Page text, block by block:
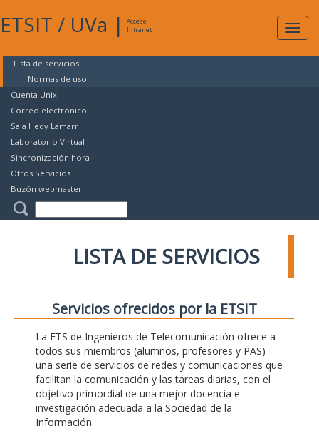
ETSIT / UVa |
Acceso
Intranet
Lista de servicios
Normas de uso
Cuenta Unix
Correo electrónico
Sala Hedy Lamarr
Laboratorio Virtual
Sincronización hora
Otros Servicios
Buzón webmaster
LISTA DE SERVICIOS
Servicios ofrecidos por la ETSIT
La ETS de Ingenieros de Telecomunicación ofrece a
todos sus miembros (alumnos, profesores y PAS)
una serie de servicios de redes y comunicaciones que
facilitan la comunicación y las tareas diarias, con el
objetivo primordial de una mejor docencia e
investigación adecuada a la Sociedad de la
Información.